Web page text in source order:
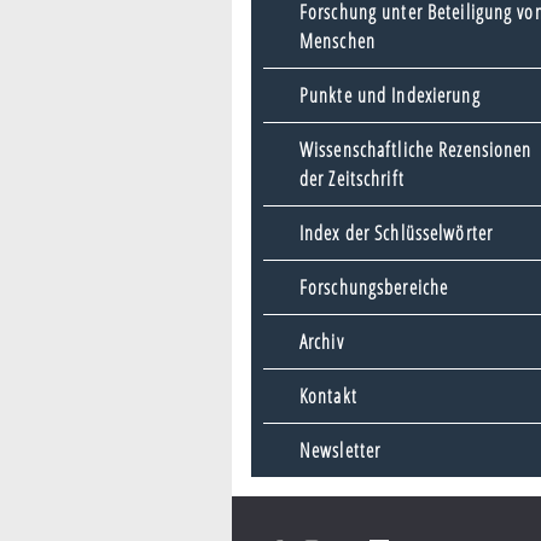
Forschung unter Beteiligung
Menschen
Punkte und Indexierung
Wissenschaftliche Rezensionen
der Zeitschrift
Index der Schlüsselwörter
Forschungsbereiche
Archiv
Kontakt
Newsletter